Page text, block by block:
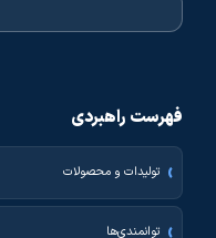
فهرست راهبردی
تولیدات و محصولات
توانمندی‌ها